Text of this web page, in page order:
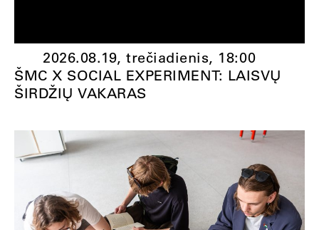
2026.08.19, trečiadienis, 18:00
ŠMC X SOCIAL EXPERIMENT: LAISVŲ
ŠIRDŽIŲ VAKARAS